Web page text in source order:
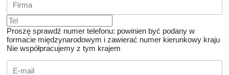
Proszę sprawdź numer telefonu: powinien być podany w
formacie międzynarodowym i zawierać numer kierunkowy kraju
Nie współpracujemy z tym krajem